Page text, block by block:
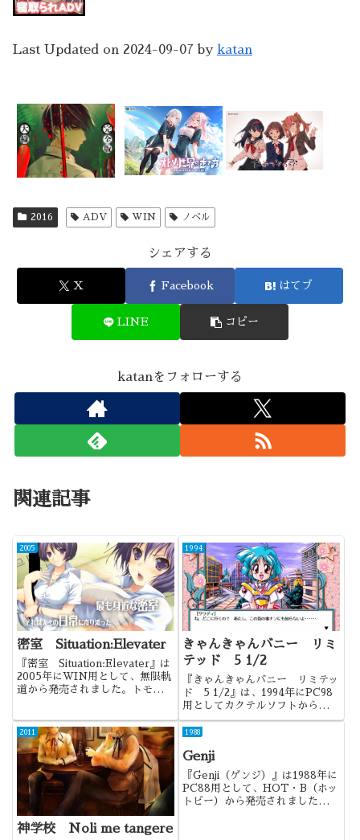
Last Updated on 2024-09-07 by katan
2016 ADV WIN ノベル
シェアする
X Facebook はてブ
LINE コピー
katanをフォローする
関連記事
2005
密室 Situation:Elevater
『密室 Situation:Elevater』は
2005年にWIN用として、無限軌
道から発売されました。トモセシ
1994
きゃんきゃんバニー リミ
テッド 5 1/2
『きゃんきゃんバニー リミテッ
ド 5 1/2』は、1994年にPC98
用としてカクテルソフトから発売
されました。シリーズ6番目の作
品。ただ、価格的にも位置付け的
く、タイトル名には6ではなく5
1/2（５と２分の１...
2011
神学校 Noli me tangere
1988
Genji
『Genji（ゲンジ）』は1988年に
PC88用として、HOT・B（ホッ
トビー）から発売されました。